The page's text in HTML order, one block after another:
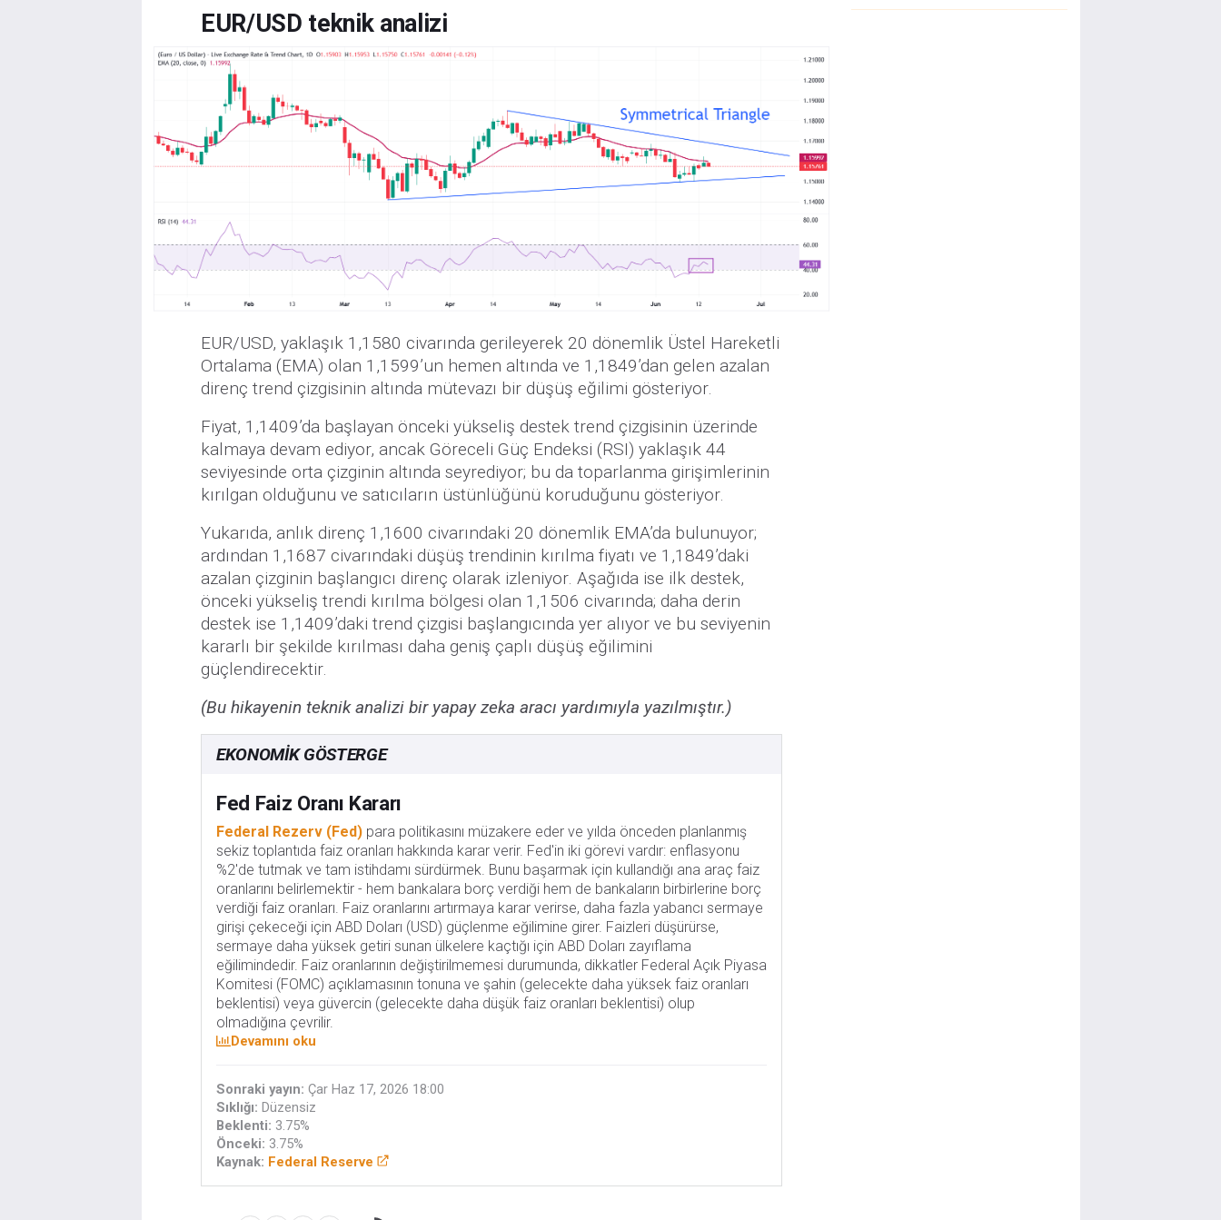
EUR/USD teknik analizi
EUR/USD, yaklaşık 1,1580 civarında gerileyerek 20 dönemlik Üstel Hareketli
Ortalama (EMA) olan 1,1599’un hemen altında ve 1,1849’dan gelen azalan
direnç trend çizgisinin altında mütevazı bir düşüş eğilimi gösteriyor.
Fiyat, 1,1409’da başlayan önceki yükseliş destek trend çizgisinin üzerinde
kalmaya devam ediyor, ancak Göreceli Güç Endeksi (RSI) yaklaşık 44
seviyesinde orta çizginin altında seyrediyor; bu da toparlanma girişimlerinin
kırılgan olduğunu ve satıcıların üstünlüğünü koruduğunu gösteriyor.
Yukarıda, anlık direnç 1,1600 civarındaki 20 dönemlik EMA’da bulunuyor;
ardından 1,1687 civarındaki düşüş trendinin kırılma fiyatı ve 1,1849’daki
azalan çizginin başlangıcı direnç olarak izleniyor. Aşağıda ise ilk destek,
önceki yükseliş trendi kırılma bölgesi olan 1,1506 civarında; daha derin
destek ise 1,1409’daki trend çizgisi başlangıcında yer alıyor ve bu seviyenin
kararlı bir şekilde kırılması daha geniş çaplı düşüş eğilimini
güçlendirecektir.
(Bu hikayenin teknik analizi bir yapay zeka aracı yardımıyla yazılmıştır.)
EKONOMIK GÖSTERGE
Fed Faiz Oranı Kararı
Federal Rezerv (Fed)para politikasını müzakere eder ve yılda önceden planlanmış
sekiz toplantıda faiz oranları hakkında karar verir. Fed'in iki görevi vardır: enflasyonu
%2'de tutmak ve tam istihdamı sürdürmek. Bunu başarmak için kullandığı ana araç faiz
oranlarını belirlemektir - hem bankalara borç verdiği hem de bankaların birbirlerine borç
verdiği faiz oranları. Faiz oranlarını artırmaya karar verirse, daha fazla yabancı sermaye
girişi çekeceği için ABD Doları (USD) güçlenme eğilimine girer. Faizleri düşürürse,
sermaye daha yüksek getiri sunan ülkelere kaçtığı için ABD Doları zayıflama
eğilimindedir. Faiz oranlarının değiştirilmemesi durumunda, dikkatler Federal Açık Piyasa
Komitesi (FOMC) açıklamasının tonuna ve şahin (gelecekte daha yüksek faiz oranları
beklentisi) veya güvercin (gelecekte daha düşük faiz oranları beklentisi) olup
olmadığına çevrilir.
Devamını oku
Sonraki yayın: Çar Haz 17, 2026 18:00
Sıklığı: Düzensiz
Beklenti: 3.75%
Önceki: 3.75%
Kaynak: Federal Reserve